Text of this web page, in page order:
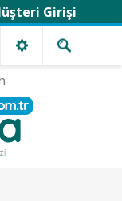
Girişi